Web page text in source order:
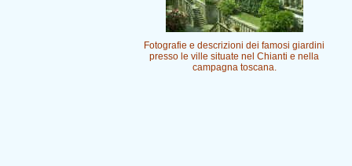
Fotografie e descrizioni dei famosi giardini
presso le ville situate nel Chianti e nella
campagna toscana.